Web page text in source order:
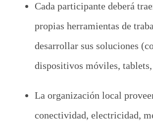
Cada participante deberá
propias herramientas de
desarrollar sus soluciones
dispositivos móviles,
La organización local
conectividad, electricidad,